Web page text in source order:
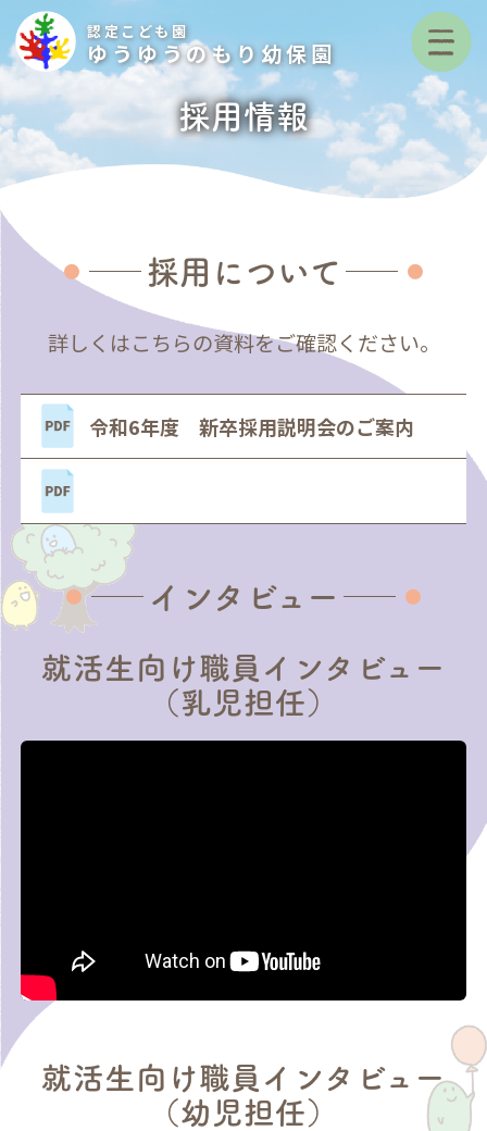
認定こども園
ゆうゆうのもり幼保園
採用情報
採用について
詳しくはこちらの資料をご確認ください。
令和6年度 新卒採用説明会のご案内
インタビュー
就活生向け職員インタビュー
（乳児担任）
就活生向け職員インタビュー
（幼児担任）